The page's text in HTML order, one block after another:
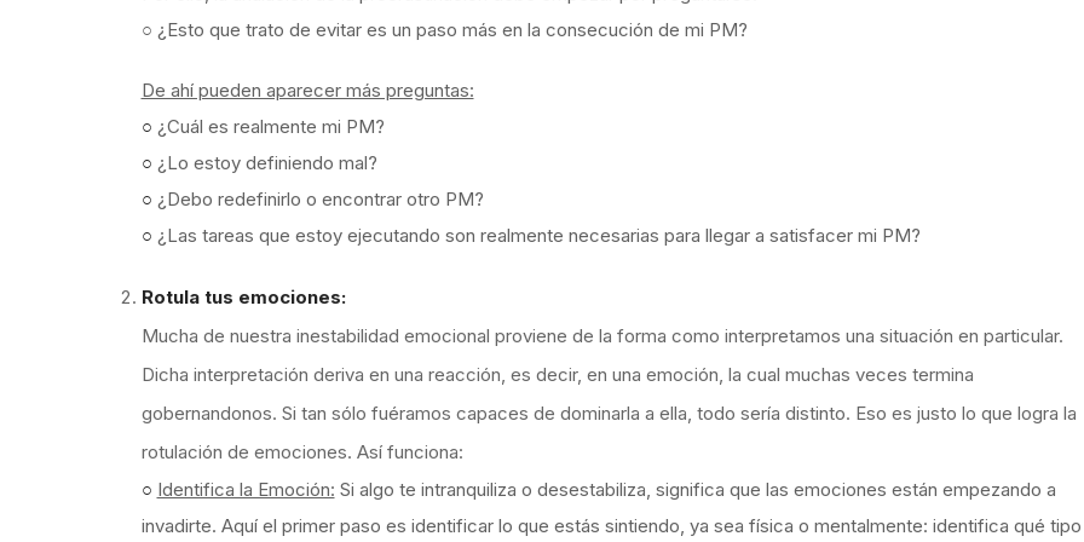
○ ¿Esto que trato de evitar es un paso más en la consecución de mi PM?
De ahí pueden aparecer más preguntas:
○ ¿Cuál es realmente mi PM?
○ ¿ Lo estoy definiendo mal?
○ ¿Debo redefinirlo o encontrar otro PM?
○ ¿Las tareas que estoy ejecutando son realmente necesarias para llegar a satisfacer mi PM?
Rotula tus emociones:
Mucha de nuestra inestabilidad emocional proviene de la forma como interpretamos una situación en particular.
Dicha interpretación deriva en una reacción, es decir, en una emoción, la cual muchas veces termina
gobernandonos. Si tan sólo fuéramos capaces de dominarla a ella, todo sería distinto. Eso es justo lo que logra la
rotulación de emociones. Así funciona:
○ Identifica la Emoción: Si algo te intranquiliza o desestabiliza, significa que las emociones están empezando a
invadirte. Aquí el primer paso es identificar lo que estás sintiendo, ya sea física o mentalmente: identifica qué tipo